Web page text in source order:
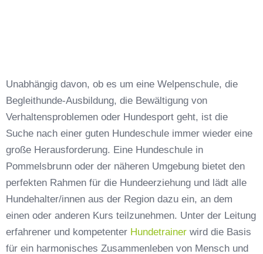
Unabhängig davon, ob es um eine Welpenschule, die
Begleithunde-Ausbildung, die Bewältigung von
Verhaltensproblemen oder Hundesport geht, ist die
Suche nach einer guten Hundeschule immer wieder eine
große Herausforderung. Eine Hundeschule in
Pommelsbrunn oder der näheren Umgebung bietet den
perfekten Rahmen für die Hundeerziehung und lädt alle
Hundehalter/innen aus der Region dazu ein, an dem
einen oder anderen Kurs teilzunehmen. Unter der Leitung
erfahrener und kompetenter Hundetrainer wird die Basis
für ein harmonisches Zusammenleben von Mensch und